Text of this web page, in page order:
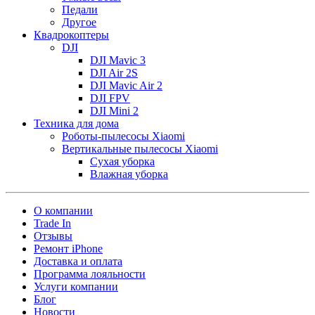
Педали
Другое
Квадрокоптеры
DJI
DJI Mavic 3
DJI Air 2S
DJI Mavic Air 2
DJI FPV
DJI Mini 2
Техника для дома
Роботы-пылесосы Xiaomi
Вертикальные пылесосы Xiaomi
Сухая уборка
Влажная уборка
О компании
Trade In
Отзывы
Ремонт iPhone
Доставка и оплата
Программа лояльности
Услуги компании
Блог
Новости